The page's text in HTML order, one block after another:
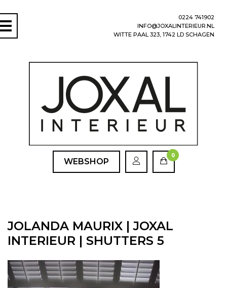
0224 741902
INFO@JOXALINTERIEUR.NL
WITTE PAAL 323, 1742 LD SCHAGEN
WEBSHOP
0
JOLANDA MAURIX | JOXAL
INTERIEUR | SHUTTERS 5